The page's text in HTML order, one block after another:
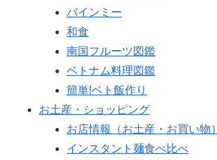
バインミー
和食
南国フルーツ図鑑
ベトナム料理図鑑
簡単!ベト飯作り
お土産・ショッピング
お店情報（お土産・お買い物）
インスタント麺食べ比べ